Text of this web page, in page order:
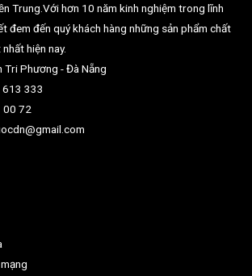
Trung.Với hơn 10 năm kinh nghiệm trong lĩnh
đem đến quý khách hàng những sản phẩm chất
hiện nay.
Phương - Đà Nẵng
333
00 72